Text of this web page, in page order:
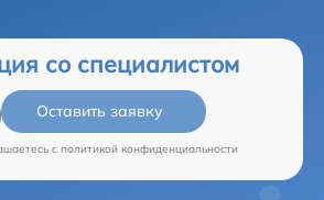
со специалистом
Оставить заявку
c политикой конфиденциальности